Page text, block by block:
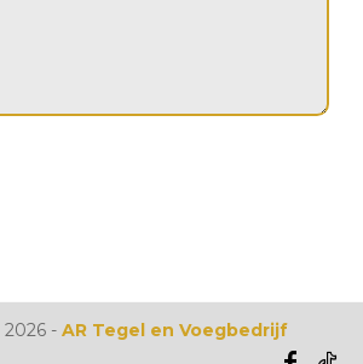
2026 - AR Tegel en Voegbedrijf